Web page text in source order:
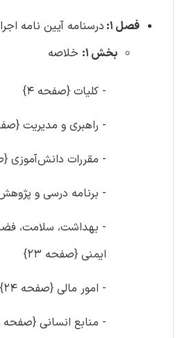
فصل 1:
درسنامه آیین نامه
بخش 1:
خلاصه
- کلیات {صفحه 4}
- راهبری و مدیریت
- مقررات دانش‌آموزی
- برنامه درسی و پژوهش
- بهداشت، سلامت،
ایمنی {صفحه 23}
- امور مالی {صفحه 24}
- منابع انسانی {صفحه 25}